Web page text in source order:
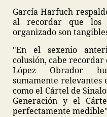
García Harfuch
al recordar que los
organizado son
"En el sexenio
colusión, cabe
López Obrador
sumamente relevantes
como el Cártel de
Generación y el
perfectamente